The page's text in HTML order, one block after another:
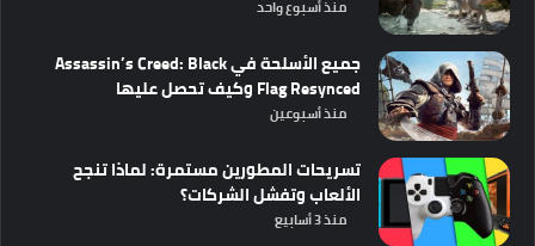
منذ أسبوع واحد
جميع الأسلحة في Assassin’s Creed: Black
Flag Resynced وكيف تحصل عليها
منذ أسبوعين
تسريحات المطورين مستمرة: لماذا تنجح
الألعاب وتفشل الشركات؟
منذ 3 أسابيع